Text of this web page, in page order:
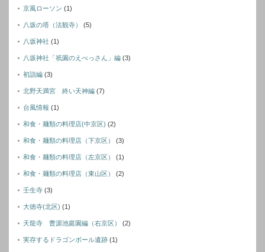
京風ローソン (1)
八坂の塔（法観寺） (5)
八坂神社 (1)
八坂神社「祇園のえべっさん」編 (3)
初詣編 (3)
北野天満宮 終い天神編 (7)
台風情報 (1)
和食・麺類の料理店(中京区) (2)
和食・麺類の料理店（下京区） (3)
和食・麺類の料理店（左京区） (1)
和食・麺類の料理店（東山区） (2)
壬生寺 (3)
大徳寺(北区) (1)
天龍寺 曹源池庭園編（右京区） (2)
実存するドラゴンボール遺跡 (1)